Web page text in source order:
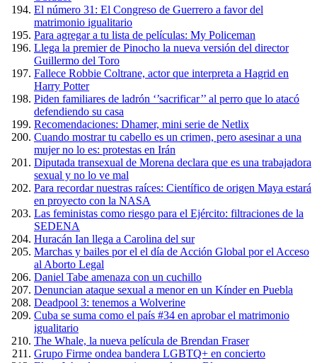
El número 31: El Congreso de Guerrero a favor del
matrimonio igualitario
Para agregar a tu lista de películas: My Policeman
Llega la premier de Pinocho la nueva versión del director
Guillermo del Toro
Fallece Robbie Coltrane, actor que interpreta a Hagrid en
Harry Potter
Piden familiares de ladrón ‘’sacrificar’’ al perro que lo atacó
defendiendo su casa
Recomendaciones: Dhamer, mini serie de Netlix
Cuando mostrar tu cabello es un crimen, pero asesinar a una
mujer no lo es: protestas en Irán
Diputada transexual de Morena declara que es una trabajadora
sexual y no lo ve mal
Para recordar nuestras raíces: Científico de origen Maya estará
en proyecto con la NASA
Las feministas como riesgo para el Ejército: filtraciones de la
SEDENA
Huracán Ian llega a Carolina del sur
Marchas y bailes por el el día de Acción Global por el Acceso
al Aborto Legal
Daniel Tabe amenaza con un cuchillo
Denuncian ataque sexual a menor en un Kínder en Puebla
Deadpool 3: tenemos a Wolverine
Cuba se suma como el país #34 en aprobar el matrimonio
igualitario
The Whale, la nueva película de Brendan Fraser
Grupo Firme ondea bandera LGBTQ+ en concierto